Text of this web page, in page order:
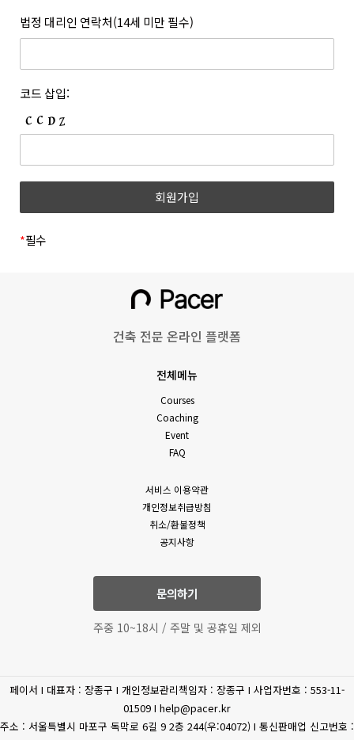
권익 및 비밀보호를 위하여 회원 스스로가 설정하여 사이트에
등록한 문자와 숫자의 조합을 말합니다.
있는 쿠폰을 말합니다.
7. 위 항에서 정의되지 않은 약관 상의 용어의 의미는 일반적인
거래관행에 따릅니다.
1. 회사는 본 약관의 내용과 상호, 영업소 소재지 주소, 대표자의
성명, 사업자등록번호, 통신판매업신고번호, 개인정보관리책임자
등을 회원이 쉽게 확인할 수 있도록 사이트의 초기 화면에
통하여 볼 수 있도록 합니다.
『전자금융거래법』, 『전자서명법』, 『정보통신망 이용촉진
및 정보보호 등에 관한 법률』, 『소비자기본법』 등 관련 법령을
3. 회사가 약관을 개정할 경우에는 적용일자 및 개정 사유를
전일까지 사이트의 초기 화면 등에 고지하거나 전자우편 또는 그
밖의 방법으로 통지합니다. 다만, 회원에게 불리하게 약관 내용을
변경하는 경우에는 최소한 30일 이상의 사전 유예기간을 두고
공지 및 통지합니다. 회사가 개정약관을 공지 또는 통지하면서
회원에게 30일 기간 내에 의사표시를 하지 않으면 의사표시가
회원이 명시적으로 거부의 의사표시를 하지 아니한 경우 회원이
개정약관에 동의한 것으로 봅니다.
4. 제3항에 의해 변경된 약관은 법령에 특별한 규정이나 기타
부득이한 사유가 없는 한 그 적용일자 이전으로 소급하여
약관에 동의하지 않을 경우 언제든지 자유롭게 서비스 이용을
중단하고 탈퇴할 수 있습니다.
6. 회사는 제공하는 서비스 내의 개별 서비스에 대한 별도의 약관
절차를 거치게 됩니다. 이 경우 개별 서비스에 대한 이용약관 등이
이 약관에 우선합니다.
제 4 조 (약관 외 준칙)
어떠한 조치가 취해지고 있는지 알려드리고 개인정보취급방침을
개정하는 경우 개정 이유 및 내용에 관하여 웹사이트 및 전자우편
보호하고 있습니다.
1. 개인정보의 수집 및 이용목적
수집시기
구분 수집항목
이메일
(필수) 성명, 이메일, 휴대폰
번호, 비밀번호, 직무선택
(학생, 근로자)
불량 이용 기록 등),
기기정보(고유기기 식별값,
OS버전 등)
(선택) 프로필 사진
(필수)성명, 휴대폰 번호,
이메일, 상담내역
있을수 있습니다.)
(필수) 결제기록(상품,
금액) 신용카트, 카드사명,
휴대전화
인증
(선택) 휴대폰 번호
(필수) 주민등록번호, 주소,
이름
법정 대리인 연락처(14세 미만 필수)
코드 삽입:
*필수
건축 전문 온라인 플랫폼
전체메뉴
Courses
Coaching
Event
FAQ
서비스 이용약관
개인정보취급방침
취소/환불정책
공지사항
문의하기
주중 10~18시 / 주말 및 공휴일 제외
페이서 I 대표자 : 장종구 I 개인정보관리책임자 : 장종구 I 사업자번호 : 553-11-
01509 I help@pacer.kr
주소 : 서울특별시 마포구 독막로 6길 9 2층 244(우:04072) I 통신판매업 신고번호 :